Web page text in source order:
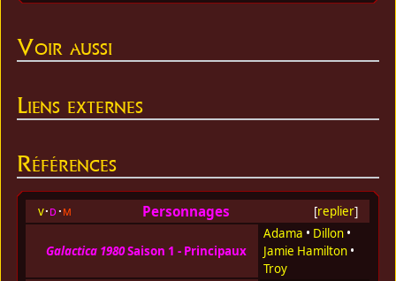
Voir aussi
Liens externes
Références
[replier]
v d m Personnages
Galactica 1980Saison 1 - Principaux
Adama • Dillon•
Jamie Hamilton•
Troy